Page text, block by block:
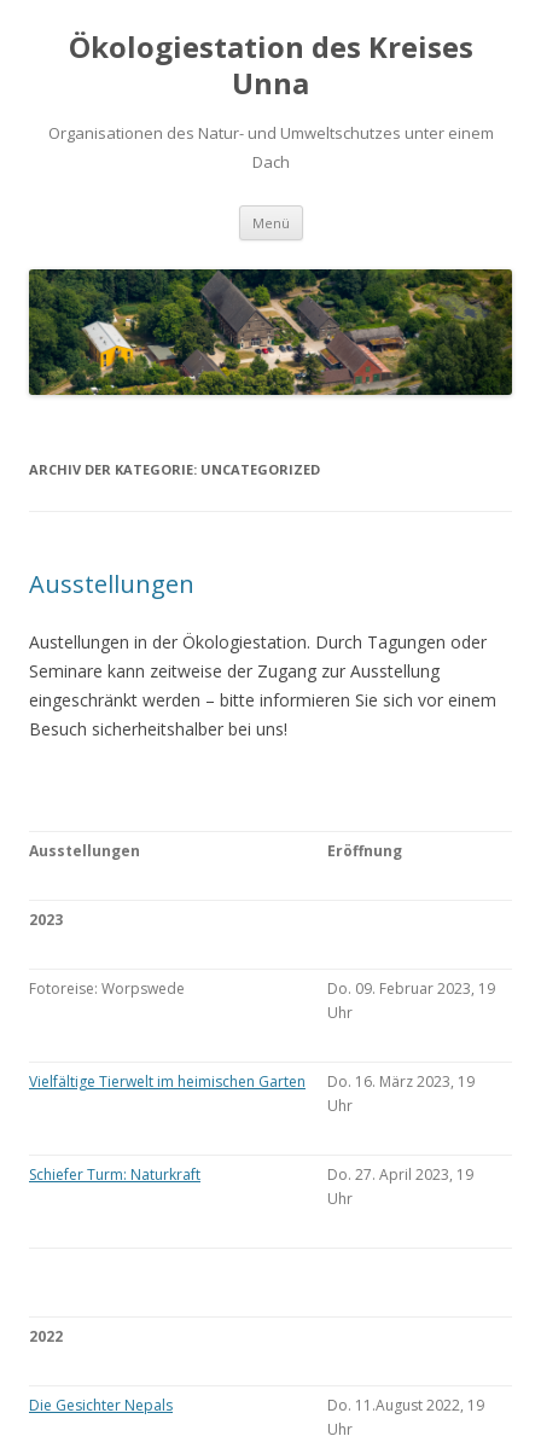
Ökologiestation des Kreises
Unna
Organisationen des Natur- und Umweltschutzes unter einem
Dach
Menü Zum
springen
ARCHIV DER KATEGORIE: UNCATEGORIZED
Ausstellungen
Austellungen in der Ökologiestation. Durch Tagungen oder
Seminare kann zeitweise der Zugang zur Ausstellung
eingeschränkt werden – bitte informieren Sie sich vor einem
Besuch sicherheitshalber bei uns!
Ausstellungen Eröffnung
2023
Fotoreise: Worpswede
Do. 09. Februar 2023, 19
Uhr
Vielfältige Tierwelt im heimischen Garten
Do. 16. März 2023, 19
Uhr
Schiefer Turm: Naturkraft
Do. 27. April 2023, 19
Uhr
2022
Die Gesichter Nepals
Do. 11.August 2022, 19
Uhr